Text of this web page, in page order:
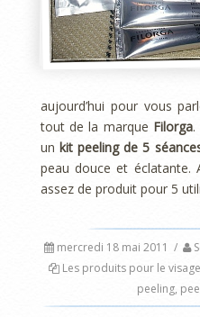
aujourd’hui pour vous
tout de la marque Filorga.
un kit peeling de 5
peau douce et éclatante.
assez de produit pour 5
mercredi 18 mai 2011 /
Les produits pour le visage
peeling,